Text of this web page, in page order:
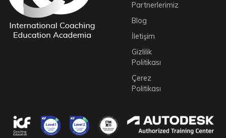
Partnerlerimiz
Blog
İletişim
Gizlilik
Politikası
Çerez
Politikası